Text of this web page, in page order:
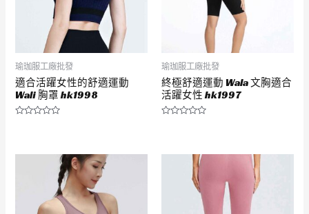
瑜珈服工廠批發
適合活躍女性的舒適運動
Wali 胸罩 hk1998
分
瑜珈服工廠批發
終極舒適運動 Wala 文胸適合
活躍女性 hk1997
分